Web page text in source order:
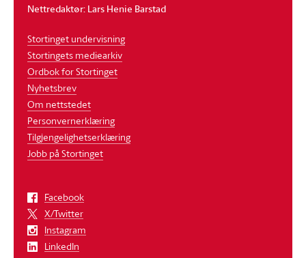
Nettredaktør: Lars Henie Barstad
Stortinget undervisning
Stortingets mediearkiv
Ordbok for Stortinget
Nyhetsbrev
Om nettstedet
Personvernerklæring
Tilgjengelighetserklæring
Jobb på Stortinget
Facebook
X/Twitter
Instagram
LinkedIn